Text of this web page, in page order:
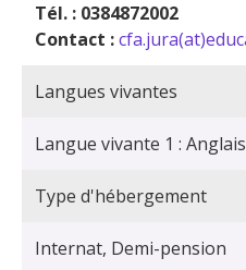
Tél. : 0384872002
Contact :
Langues vivantes
Langue vivante 1 : Anglais
Type d'hébergement
Internat, Demi-pension